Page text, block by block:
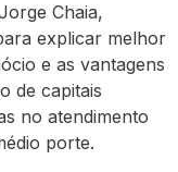
Chaia,
explicar melhor
e as vantagens
de capitais
no atendimento
porte.